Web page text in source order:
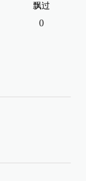
飘过
0